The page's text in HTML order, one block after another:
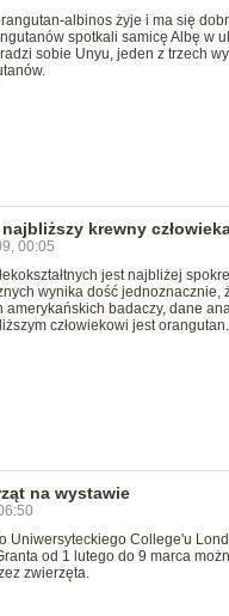
albinos żyje i ma się
spotkali samicę Albę w
sobie Unyu, jeden z trzech
krewny
00:05
jest najbliżej
wynika dość jednoznacznie,
amerykańskich badaczy, dane
człowiekowi jest orangutan.
na wystawie
Uniwersyteckiego College'u
od 1 lutego do 9 marca
zwierzęta.